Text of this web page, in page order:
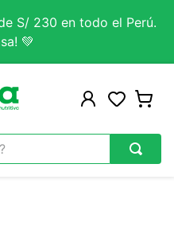
S/ 230 en todo el Perú.
💚